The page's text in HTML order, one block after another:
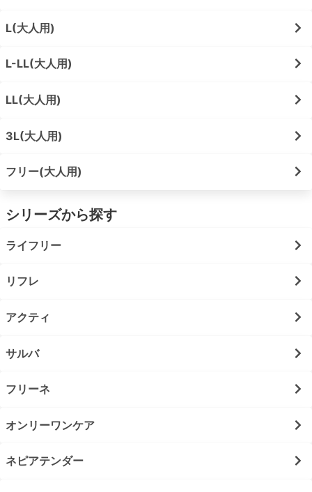
L(大人用)
L-LL(大人用)
LL(大人用)
3L(大人用)
フリー(大人用)
シリーズから探す
ライフリー
リフレ
アクティ
サルバ
フリーネ
オンリーワンケア
ネピアテンダー